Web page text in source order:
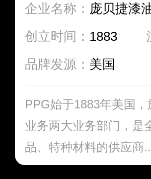
企业名称： 庞贝捷漆
创立时间： 1883
品牌发源： 美国
PPG始于1883年美国
业务两大业务部门，是
品、特种材料的供应商